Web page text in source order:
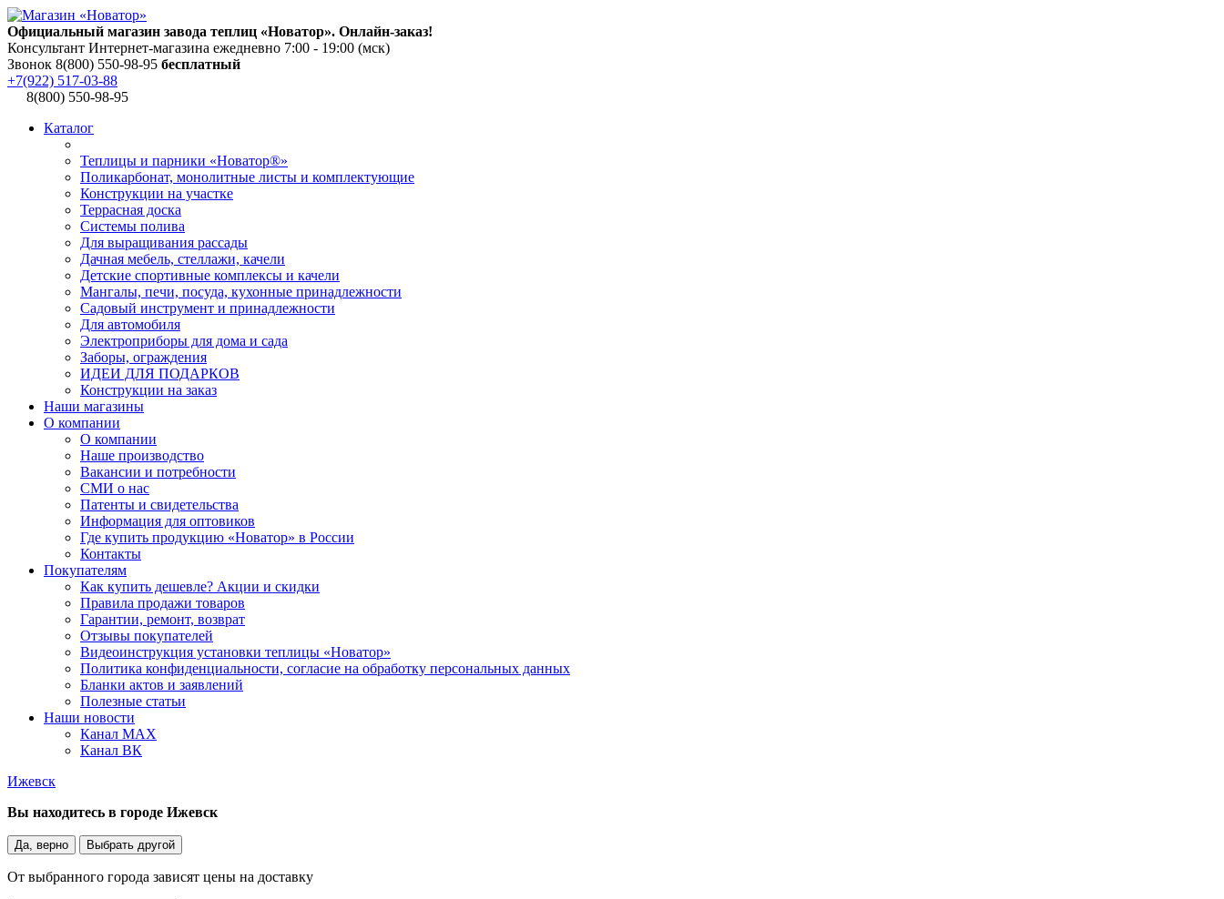
Официальный магазин завода теплиц «Новатор». Онлайн-заказ!
Консультант Интернет-магазина ежедневно 7:00 - 19:00 (мск)
Звонок 8(800) 550-98-95 бесплатный
+7(922) 517-03-88
8(800) 550-98-95
Каталог
Теплицы и парники «Новатор®»
Поликарбонат, монолитные листы и комплектующие
Конструкции на участке
Террасная доска
Системы полива
Для выращивания рассады
Дачная мебель, стеллажи, качели
Детские спортивные комплексы и качели
Мангалы, печи, посуда, кухонные принадлежности
Садовый инструмент и принадлежности
Для автомобиля
Электроприборы для дома и сада
Заборы, ограждения
ИДЕИ ДЛЯ ПОДАРКОВ
Конструкции на заказ
Наши магазины
О компании
О компании
Наше производство
Вакансии и потребности
СМИ о нас
Патенты и свидетельства
Информация для оптовиков
Где купить продукцию «Новатор» в России
Контакты
Покупателям
Как купить дешевле? Акции и скидки
Правила продажи товаров
Гарантии, ремонт, возврат
Отзывы покупателей
Видеоинструкция установки теплицы «Новатор»
Политика конфиденциальности, согласие на обработку персональных данных
Бланки актов и заявлений
Полезные статьи
Наши новости
Канал MAX
Канал ВК
Ижевск
Вы находитесь в городе Ижевск
Да, верно Выбрать другой
От выбранного города зависят цены на доставку